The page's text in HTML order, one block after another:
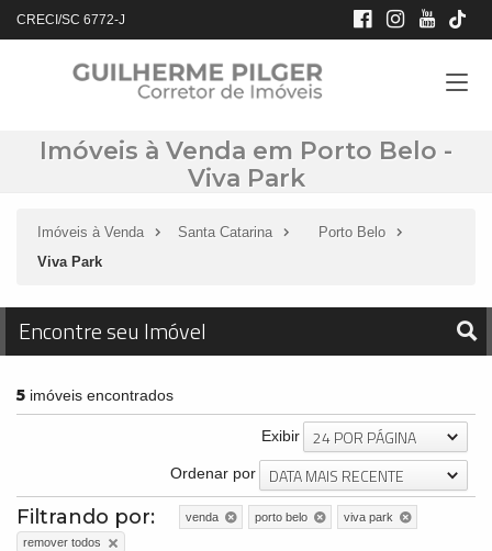
CRECI/SC 6772-J
Imóveis à Venda em Porto Belo -
Viva Park
Imóveis à Venda Santa Catarina
Porto Belo
Viva Park
Encontre seu Imóvel
5 imóveis encontrados
Exibir 24 POR PÁGINA
Ordenar por DATA MAIS RECENTE
Filtrando por: venda porto belo
viva park
remover todos